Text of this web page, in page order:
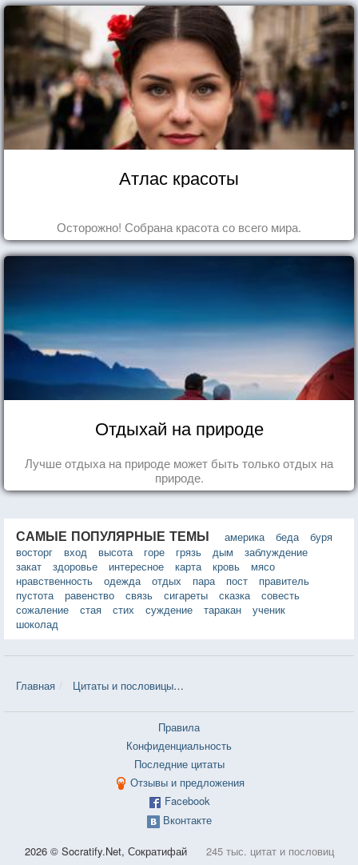
Атлас красоты
Осторожно! Собрана красота со всего мира.
Отдыхай на природе
Лучше отдыха на природе может быть только отдых на
природе.
САМЫЕ ПОПУЛЯРНЫЕ ТЕМЫ америка беда
буря
восторг
вход высота горе грязь дым
заблуждение
закат
здоровье интересное карта кровь
мясо
нравственность
одежда отдых пара пост
правитель
пустота
равенство связь сигареты сказка
совесть
сожаление
стая стих суждение таракан
ученик
шоколад
Главная Цитаты и пословицы
Правила
Конфиденциальность
Последние цитаты
Отзывы и предложения
Facebook
Вконтакте
2026 © Socratify.Net, Сократифай 245 тыс. цитат и пословиц